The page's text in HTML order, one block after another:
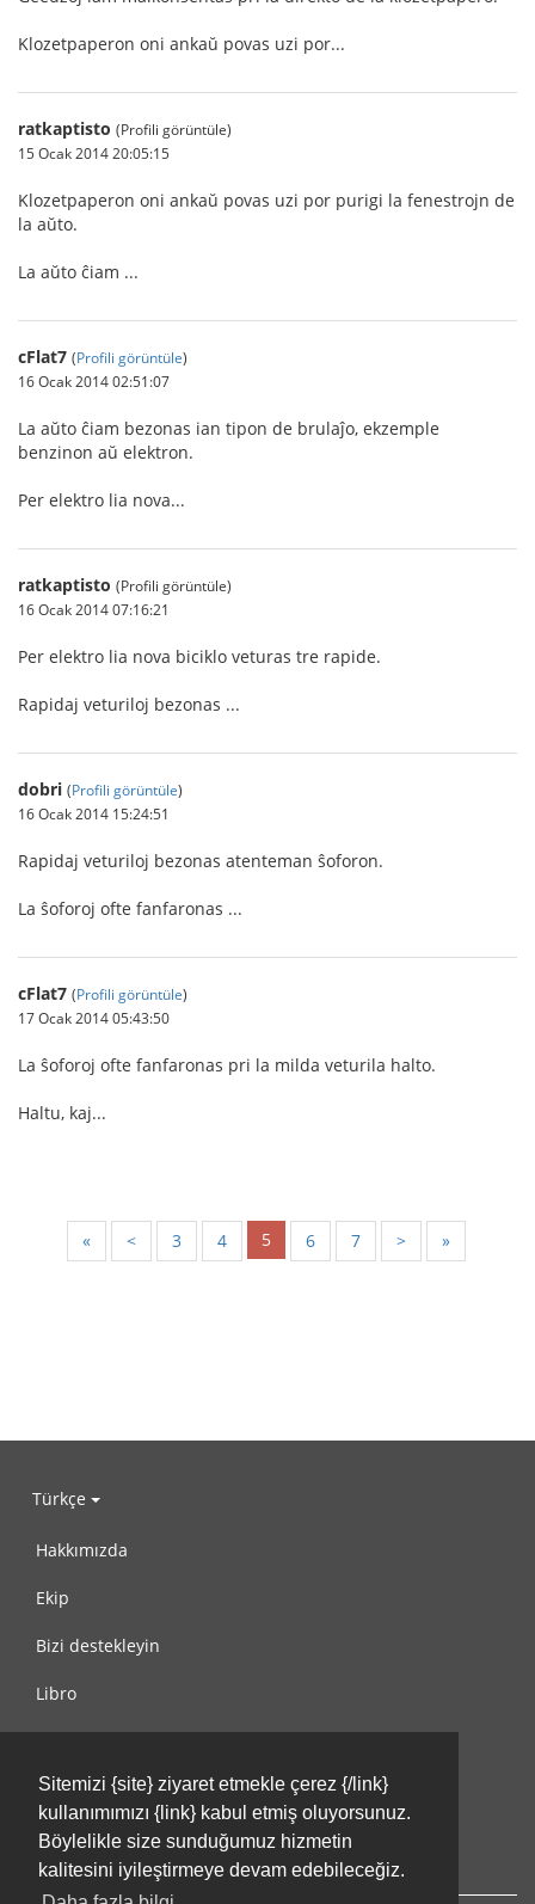
Sitemizi {site} ziyaret etmekle çerez {/link}
kullanımımızı {link} kabul etmiş oluyorsunuz.
Böylelikle size sunduğumuz hizmetin
kalitesini iyileştirmeye devam edebileceğiz.
Klozetpaperon oni ankaŭ povas uzi por...
ratkaptisto (Profili görüntüle)
15 Ocak 2014 20:05:15
Klozetpaperon oni ankaŭ povas uzi por purigi la fenestrojn de
la aŭto.
La aŭto ĉiam ...
cFlat7 (Profili görüntüle)
16 Ocak 2014 02:51:07
La aŭto ĉiam bezonas ian tipon de brulaĵo, ekzemple
benzinon aŭ elektron.
Per elektro lia nova...
ratkaptisto (Profili görüntüle)
16 Ocak 2014 07:16:21
Per elektro lia nova biciklo veturas tre rapide.
Rapidaj veturiloj bezonas ...
dobri (Profili görüntüle)
16 Ocak 2014 15:24:51
Rapidaj veturiloj bezonas atenteman ŝoforon.
La ŝoforoj ofte fanfaronas ...
cFlat7 (Profili görüntüle)
17 Ocak 2014 05:43:50
La ŝoforoj ofte fanfaronas pri la milda veturila halto.
Haltu, kaj...
« < 3 4 5 6 7 > »
Türkçe
Hakkımızda
Ekip
Bizi destekleyin
Libro
Kullanım Koşulları
Bize ulaşın